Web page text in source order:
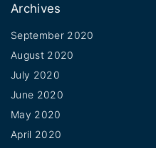
o
e
m
Archives
September 2020
August 2020
July 2020
June 2020
May 2020
April 2020